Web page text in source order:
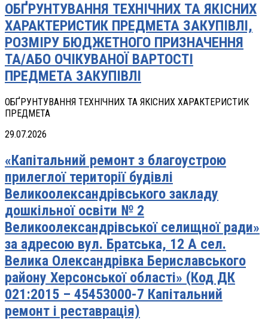
ОБҐРУНТУВАННЯ ТЕХНІЧНИХ ТА ЯКІСНИХ
ХАРАКТЕРИСТИК ПРЕДМЕТА ЗАКУПІВЛІ,
РОЗМІРУ БЮДЖЕТНОГО ПРИЗНАЧЕННЯ
ТА/АБО ОЧІКУВАНОЇ ВАРТОСТІ
ПРЕДМЕТА ЗАКУПІВЛІ
ОБҐРУНТУВАННЯ ТЕХНІЧНИХ ТА ЯКІСНИХ ХАРАКТЕРИСТИК
ПРЕДМЕТА
29.07.2026
«Капітальний ремонт з благоустрою
прилеглої території будівлі
Великоолександрівського закладу
дошкільної освіти № 2
Великоолександрівської селищної ради»
за адресою вул. Братська, 12 А сел.
Велика Олександрівка Бериславського
району Херсонської області» (Код ДК
021:2015 – 45453000-7 Капітальний
ремонт і реставрація)